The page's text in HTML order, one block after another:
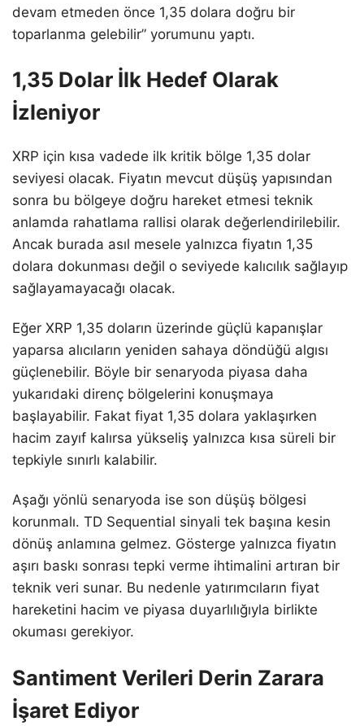
devam etmeden önce 1,35 dolara doğru bir
toparlanma gelebilir” yorumunu yaptı.
1,35 Dolar İlk Hedef Olarak
İzleniyor
XRP için kısa vadede ilk kritik bölge 1,35 dolar
seviyesi olacak. Fiyatın mevcut düşüş yapısından
sonra bu bölgeye doğru hareket etmesi teknik
anlamda rahatlama rallisi olarak değerlendirilebilir.
Ancak burada asıl mesele yalnızca fiyatın 1,35
dolara dokunması değil o seviyede kalıcılık sağlayıp
sağlayamayacağı olacak.
Eğer XRP 1,35 doların üzerinde güçlü kapanışlar
yaparsa alıcıların yeniden sahaya döndüğü algısı
güçlenebilir. Böyle bir senaryoda piyasa daha
yukarıdaki direnç bölgelerini konuşmaya
başlayabilir. Fakat fiyat 1,35 dolara yaklaşırken
hacim zayıf kalırsa yükseliş yalnızca kısa süreli bir
tepkiyle sınırlı kalabilir.
Aşağı yönlü senaryoda ise son düşüş bölgesi
korunmalı. TD Sequential sinyali tek başına kesin
dönüş anlamına gelmez. Gösterge yalnızca fiyatın
aşırı baskı sonrası tepki verme ihtimalini artıran bir
teknik veri sunar. Bu nedenle yatırımcıların fiyat
hareketini hacim ve piyasa duyarlılığıyla birlikte
okuması gerekiyor.
Santiment Verileri Derin Zarara
İşaret Ediyor